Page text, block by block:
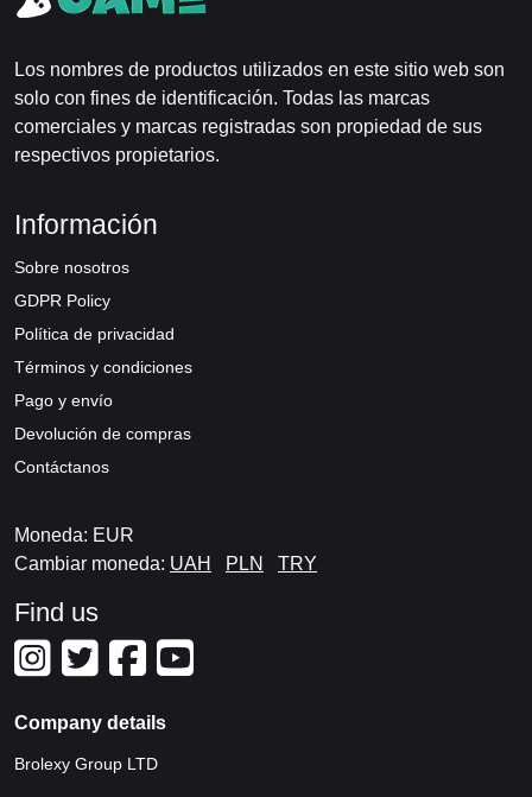
Los nombres de productos utilizados en este sitio web son
solo con fines de identificación. Todas las marcas
comerciales y marcas registradas son propiedad de sus
respectivos propietarios.
Información
Sobre nosotros
GDPR Policy
Política de privacidad
Términos y condiciones
Pago y envío
Devolución de compras
Contáctanos
Moneda: EUR
Cambiar moneda: UAH PLN TRY
Find us
Company details
Brolexy Group LTD